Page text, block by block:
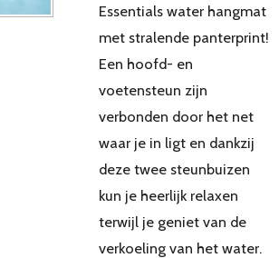
Essentials water hangmat
met stralende panterprint!
Een hoofd- en
voetensteun zijn
verbonden door het net
waar je in ligt en dankzij
deze twee steunbuizen
kun je heerlijk relaxen
terwijl je geniet van de
verkoeling van het water.